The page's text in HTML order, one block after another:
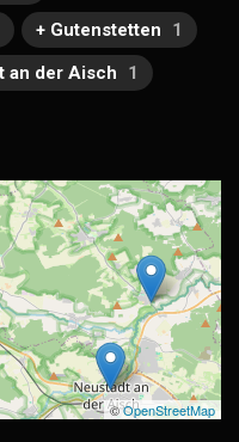
+ Gutenstetten
1
an der Aisch
1
©OpenStreetMap